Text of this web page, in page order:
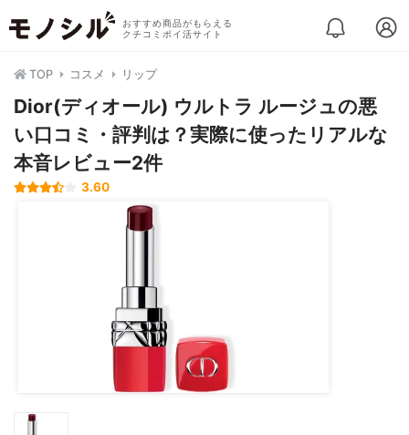
おすすめ商品がもらえる
クチコミポイ活サイト
TOP コスメ リップ
Dior(ディオール) ウルトラ ルージュの悪
い口コミ・評判は？実際に使ったリアルな
本音レビュー2件
3.60